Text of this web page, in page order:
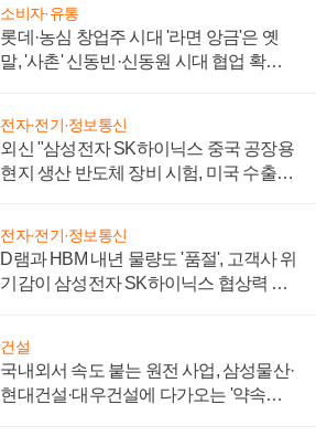
소비자·유통
롯데·농심 창업주 시대 '라면 앙금'은 옛
말, '사촌' 신동빈·신동원 시대 협업 확대
전자·전기·정보통신
외신 "삼성전자 SK하이닉스 중국 공장용
현지 생산 반도체 장비 시험, 미국 수출통
전자·전기·정보통신
D램과 HBM 내년 물량도 '품절', 고객사 위
기감이 삼성전자 SK하이닉스 협상력 더
건설
국내외서 속도 붙는 원전 사업, 삼성물산·
현대건설·대우건설에 다가오는 '약속의